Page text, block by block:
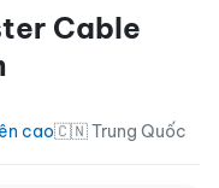
Cable
cao🇨🇳 Trung Quốc